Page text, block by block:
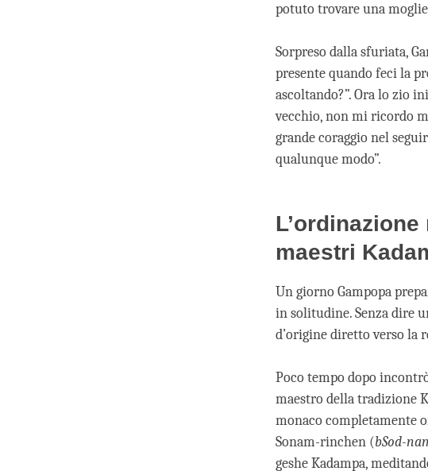
potuto trovare una
Sorpreso dalla sfuriata,
presente quando feci la
ascoltando?”. Ora lo zio
vecchio, non mi ricordo
grande coraggio nel
qualunque modo”.
maestri
Un giorno Gampopa
in solitudine. Senza dire
d’origine diretto verso la
Poco tempo dopo
maestro della tradizione
monaco completamente
Sonam-rinchen (bSod-
geshe Kadampa,